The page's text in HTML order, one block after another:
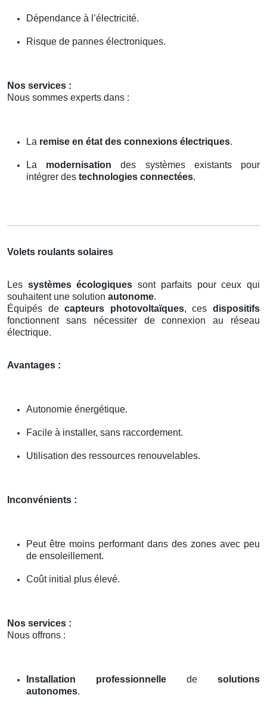
Dépendance à l’électricité.
Risque de pannes électroniques.
Nos services :
Nous sommes experts dans :
La remise en état des connexions électriques.
La modernisation des systèmes existants pour
intégrer des technologies connectées.
Volets roulants solaires
Les systèmes écologiques sont parfaits pour ceux qui
souhaitent une solution autonome.
Équipés decapteurs photovoltaïques, cesdispositifs
fonctionnent sans nécessiter de connexion au réseau
électrique.
Avantages :
Autonomie énergétique.
Facile à installer, sans raccordement.
Utilisation des ressources renouvelables.
Inconvénients :
Peut être moins performant dans des zones avec peu
de ensoleillement.
Coût initial plus élevé.
Nos services :
Nous offrons :
Installation professionnelle de solutions
autonomes.